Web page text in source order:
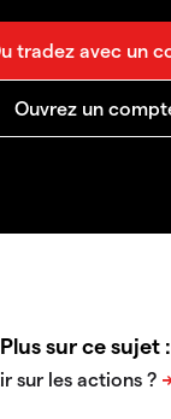
Plus sur ce sujet :